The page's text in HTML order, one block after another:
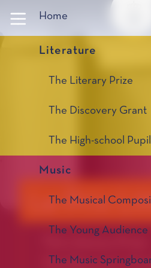
Home
Literature
The Literary Prize
The Discovery Grant
The High-school
Music
The Musical
The Young Audience
The Music
Le Prix
The Discovery